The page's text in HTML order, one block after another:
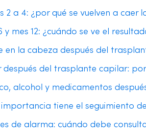
2 a 4: ¿por qué se vuelven a caer
y mes 12: ¿cuándo se ve el
en la cabeza después del
después del trasplante capilar:
alcohol y medicamentos
importancia tiene el seguimiento
de alarma: cuándo debe